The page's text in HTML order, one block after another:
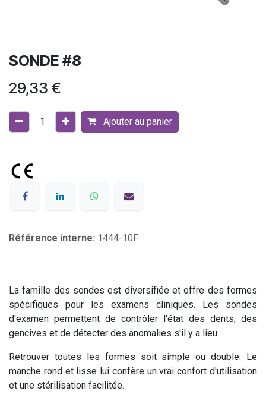
SONDE #8
29,33 €
Ajouter au panier
Référence interne: 1444-10F
La famille des sondes est diversifiée et offre des formes
spécifiques pour les examens cliniques. Les sondes
d'examen permettent de contrôler l'état des dents, des
gencives et de détecter des anomalies s'il y a lieu.
Retrouver toutes les formes soit simple ou double. Le
manche rond et lisse lui confère un vrai confort d'utilisation
et une stérilisation facilitée.